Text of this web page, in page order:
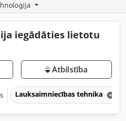
iegādāties lietotu
Atbilstība
Lauksaimniecības tehnika